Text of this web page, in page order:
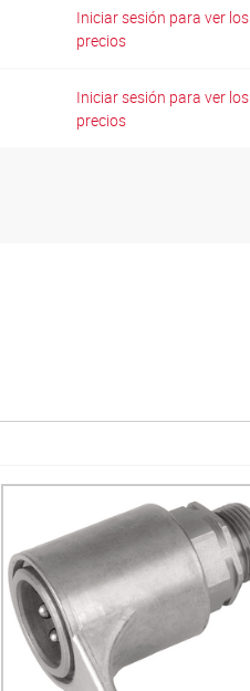
Iniciar sesión para ver los
precios
Iniciar sesión para ver los
precios